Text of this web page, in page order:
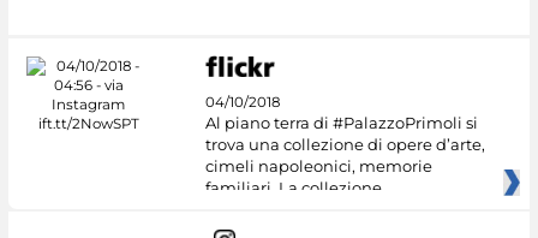
04/10/2018
Al piano terra di #PalazzoPrimoli si
trova una collezione di opere d’arte,
cimeli napoleonici, memorie
familiari. La collezione